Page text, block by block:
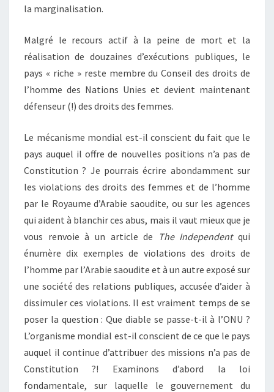
la marginalisation.
Malgré le recours actif à la peine de mort et la
réalisation de douzaines d’exécutions publiques, le
pays « riche » reste membre du Conseil des droits de
l’homme des Nations Unies et devient maintenant
défenseur (!) des droits des femmes.
Le mécanisme mondial est-il conscient du fait que le
pays auquel il offre de nouvelles positions n’a pas de
Constitution ? Je pourrais écrire abondamment sur
les violations des droits des femmes et de l’homme
par le Royaume d’Arabie saoudite, ou sur les agences
qui aident à blanchir ces abus, mais il vaut mieux que je
vous renvoie à un article de
The Independentqui
énumère dix exemples de violations des droits de
l’homme par l’Arabie saoudite et à un autre exposé sur
une société des relations publiques, accusée d’aider à
dissimuler ces violations. Il est vraiment temps de se
poser la question : Que diable se passe-t-il à l’ONU ?
L’organisme mondial est-il conscient de ce que le pays
auquel il continue d’attribuer des missions n’a pas de
Constitution ?! Examinons d’abord la loi
fondamentale, sur laquelle le gouvernement du